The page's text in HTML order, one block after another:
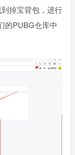
掉宝背包，进行
的PUBG仓库中